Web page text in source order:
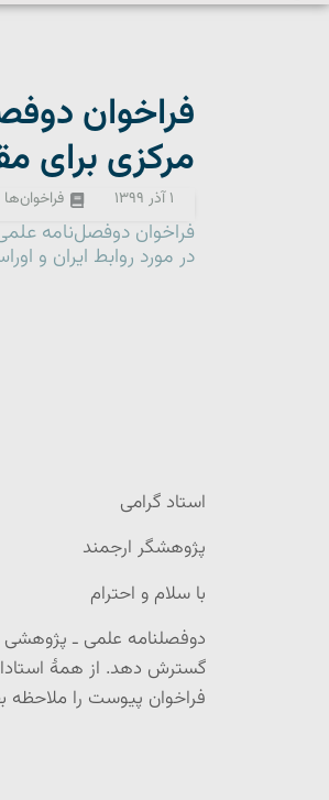
فراخوان
مرکزی برای
۱ آذر ۱۳۹۹ فراخوان‌ها
فراخوان دوفصل‌نامه
در مورد روابط ایران و
استاد گرامی
پژوهشگر ارجمند
با سلام و احترام
دوفصلنامه علمی ـ پژوهشی
گسترش دهد. از همۀ
فراخوان پیوست را ملاحظه